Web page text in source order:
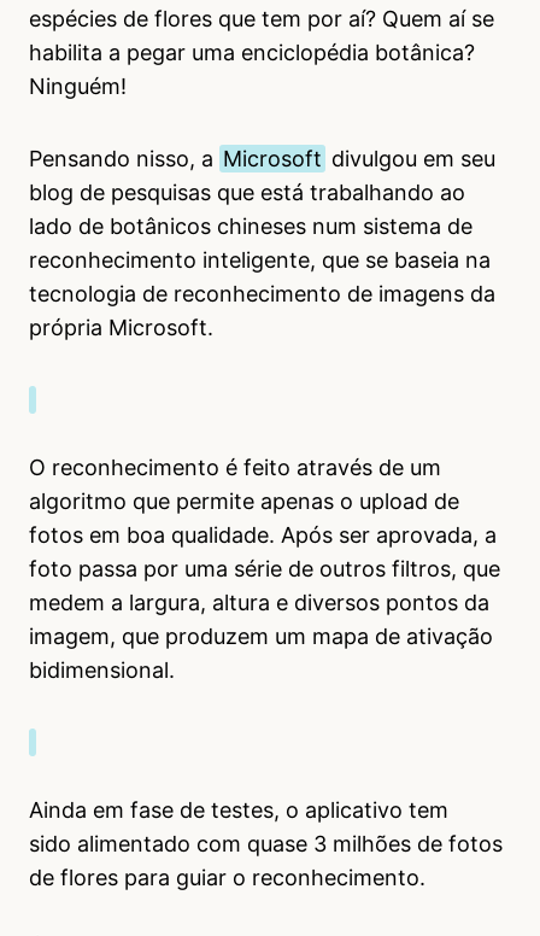
espécies de flores que tem por aí? Quem aí se
habilita a pegar uma enciclopédia botânica?
Ninguém!
Pensando nisso, a Microsoft divulgou em seu
blog de pesquisas que está trabalhando ao
lado de botânicos chineses num sistema de
reconhecimento inteligente, que se baseia na
tecnologia de reconhecimento de imagens da
própria Microsoft.
O reconhecimento é feito através de um
algoritmo que permite apenas o upload de
fotos em boa qualidade. Após ser aprovada, a
foto passa por uma série de outros filtros, que
medem a largura, altura e diversos pontos da
imagem, que produzem um mapa de ativação
bidimensional.
Ainda em fase de testes, o aplicativo tem
sido alimentado com quase 3 milhões de fotos
de flores para guiar o reconhecimento.